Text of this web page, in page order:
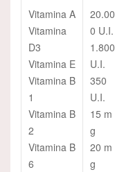
Vitamina A
Vitamina
D3
Vitamina E
Vitamina B
1
Vitamina B
2
Vitamina B
6
20.00
0 U.I.
1.800
U.I.
350
U.I.
15 m
g
20 m
g